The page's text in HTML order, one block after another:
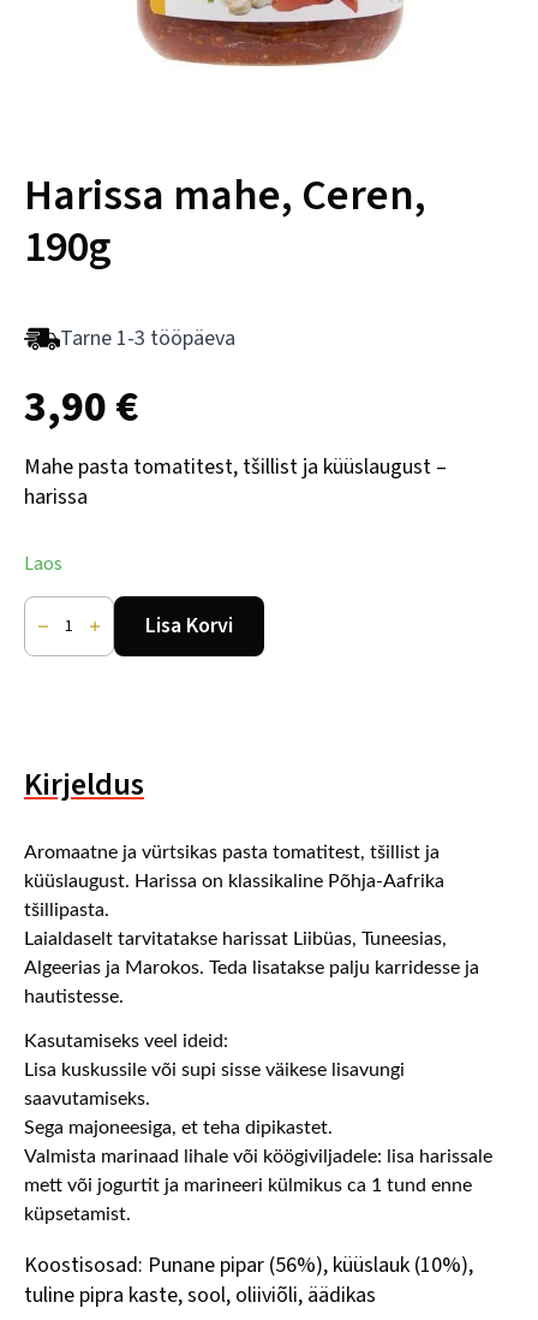
Harissa mahe, Ceren,
190g
Tarne 1-3 tööpäeva
3,90€
Mahe pasta tomatitest, tšillist ja küüslaugust –
harissa
Laos
Harissa
mahe,
Ceren,
190g
Lisa Korvi
Kirjeldus
Aromaatne ja vürtsikas pasta tomatitest, tšillist ja
küüslaugust. Harissa on klassikaline Põhja-Aafrika
tšillipasta.
Laialdaselt tarvitatakse harissat Liibüas, Tuneesias,
Algeerias ja Marokos. Teda lisatakse palju karridesse ja
hautistesse.
Kasutamiseks veel ideid:
Lisa kuskussile või supi sisse väikese lisavungi
saavutamiseks.
Sega majoneesiga, et teha dipikastet.
Valmista marinaad lihale või köögiviljadele: lisa harissale
mett või jogurtit ja marineeri külmikus ca 1 tund enne
küpsetamist.
Koostisosad: Punane pipar (56%), küüslauk (10%),
tuline pipra kaste, sool, oliiviõli, äädikas